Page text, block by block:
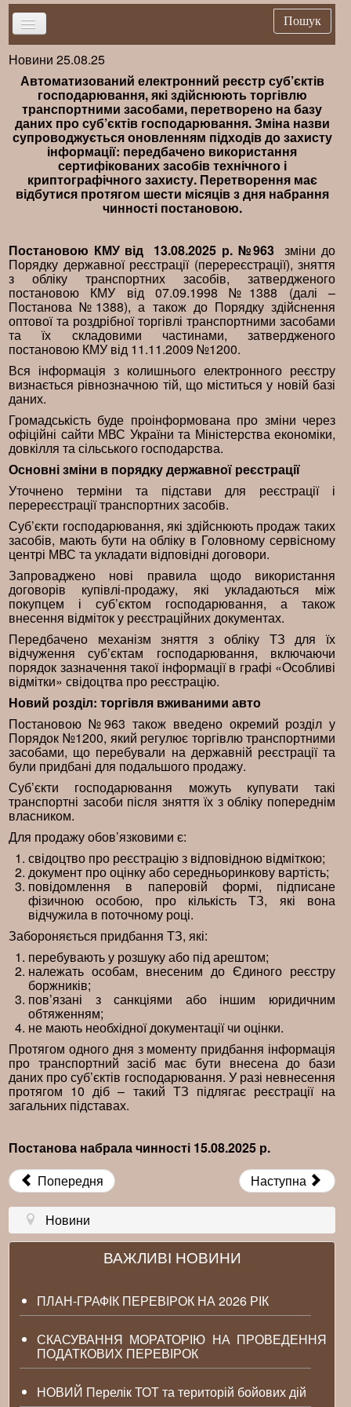
Головна
Новини
Важливе
Брифінг
Публікації
Нормативна база
Пошук
Новини 25.08.25
Автоматизований електронний реєстр суб’єктів
господарювання, які здійснюють торгівлю
транспортними засобами, перетворено на базу
даних про суб’єктів господарювання. Зміна назви
супроводжується оновленням підходів до захисту
інформації: передбачено використання
сертифікованих засобів технічного і
криптографічного захисту. Перетворення має
відбутися протягом шести місяців з дня набрання
чинності постановою.
Постановою КМУ від 13.08.2025 р. №963 зміни до
Порядку державної реєстрації (перереєстрації), зняття
з обліку транспортних засобів, затвердженого
постановою КМУ від 07.09.1998 №1388 (далі –
Постанова №1388), а також до Порядку здійснення
оптової та роздрібної торгівлі транспортними засобами
та їх складовими частинами, затвердженого
постановою КМУ від 11.11.2009 №1200.
Вся інформація з колишнього електронного реєстру
визнається рівнозначною тій, що міститься у новій базі
даних.
Громадськість буде проінформована про зміни через
офіційні сайти МВС України та Міністерства економіки,
довкілля та сільського господарства.
Основні зміни в порядку державної реєстрації
Уточнено терміни та підстави для реєстрації і
перереєстрації транспортних засобів.
Суб’єкти господарювання, які здійснюють продаж таких
засобів, мають бути на обліку в Головному сервісному
центрі МВС та укладати відповідні договори.
Запроваджено нові правила щодо використання
договорів купівлі-продажу, які укладаються між
покупцем і суб’єктом господарювання, а також
внесення відміток у реєстраційних документах.
Передбачено механізм зняття з обліку ТЗ для їх
відчуження суб’єктам господарювання, включаючи
порядок зазначення такої інформації в графі «Особливі
відмітки» свідоцтва про реєстрацію.
Новий розділ: торгівля вживаними авто
Постановою №963 також введено окремий розділ у
Порядок №1200, який регулює торгівлю транспортними
засобами, що перебували на державній реєстрації та
були придбані для подальшого продажу.
Суб’єкти господарювання можуть купувати такі
транспортні засоби після зняття їх з обліку попереднім
власником.
Для продажу обов’язковими є:
свідоцтво про реєстрацію з відповідною відміткою;
документ про оцінку або середньоринкову вартість;
повідомлення в паперовій формі, підписане
фізичною особою, про кількість ТЗ, які вона
відчужила в поточному році.
Забороняється придбання ТЗ, які:
перебувають у розшуку або під арештом;
належать особам, внесеним до Єдиного реєстру
боржників;
пов’язані з санкціями або іншим юридичним
обтяженням;
не мають необхідної документації чи оцінки.
Протягом одного дня з моменту придбання інформація
про транспортний засіб має бути внесена до бази
даних про суб’єктів господарювання. У разі невнесення
протягом 10 діб – такий ТЗ підлягає реєстрації на
загальних підставах.
Постанова набрала чинності 15.08.2025 р.
Попередня
Наступна
Новини
ВАЖЛИВІ НОВИНИ
ПЛАН-ГРАФІК ПЕРЕВІРОК НА 2026 РІК
СКАСУВАННЯ МОРАТОРІЮ НА ПРОВЕДЕННЯ
ПОДАТКОВИХ ПЕРЕВІРОК
НОВИЙ Перелік ТОТ та територій бойових дій